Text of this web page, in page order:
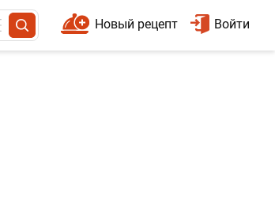
Войти
Новый рецепт